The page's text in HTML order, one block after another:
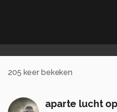
205 keer bekeken
aparte lucht